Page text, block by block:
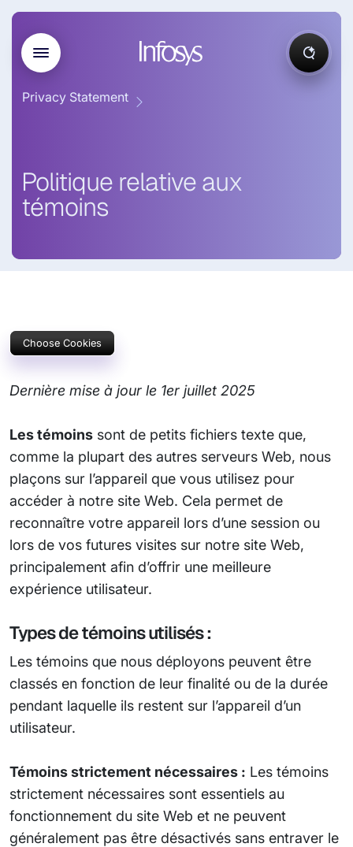
Privacy Statement
Politique relative aux
témoins
Choose Cookies
Dernière mise à jour le 1er juillet 2025
Les témoins sont de petits fichiers texte que,
comme la plupart des autres serveurs Web, nous
plaçons sur l’appareil que vous utilisez pour
accéder à notre site Web. Cela permet de
reconnaître votre appareil lors d’une session ou
lors de vos futures visites sur notre site Web,
principalement afin d’offrir une meilleure
expérience utilisateur.
Types de témoins utilisés :
Les témoins que nous déployons peuvent être
classés en fonction de leur finalité ou de la durée
pendant laquelle ils restent sur l’appareil d’un
utilisateur.
Témoins strictement nécessaires : Les témoins
strictement nécessaires sont essentiels au
fonctionnement du site Web et ne peuvent
généralement pas être désactivés sans entraver le